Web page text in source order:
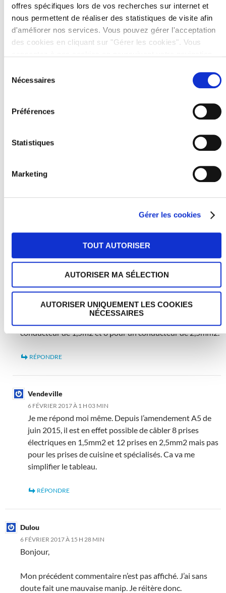
offres spécifiques lors de vos recherches sur internet et
nous permettent de réaliser des statistiques de visite afin
d'améliorer nos services. Vous pouvez gérer l'acceptation
des cookies en cliquant sur "Gérer les cookies". Vous
Nécessaires
Préférences
Statistiques
Marketing
Gérer les cookies
TOUT AUTORISER
AUTORISER MA SÉLECTION
AUTORISER UNIQUEMENT LES COOKIES
NÉCESSAIRES
https://www.legrand.fr/catalogue/adaptateur/adaptateur
-pour-prise-32-a-pour-branchement-1-fiche-16-1-fiche-
20-a
de 3 kw sur une prise 32 A ? Et si non, en quoi le fait de
mettre le mini four an dual avec le lave vaisselle sur une
prise de 20 A est -il plus sécurisé que de le mettre avec la
cuisinière sur le 32 A ( 3 + 3 donne 6kw) ?
utilisé avec le mini four ?
ligne.
RÉPONDRE
Votre chapitre « Les prises de courant » parait éronné par
rapport à la norme NF-C-15 100 de décembre 2002 (voir
conducteur de 1,5m2 et 8 pour un conducteur de 2,5mm2.
RÉPONDRE
Vendeville
6 FÉVRIER 2017 À 1 H 03 MIN
Je me répond moi même. Depuis l’amendement A5 de
juin 2015, il est en effet possible de câbler 8 prises
électriques en 1,5mm2 et 12 prises en 2,5mm2 mais pas
pour les prises de cuisine et spécialisés. Ca va me
simplifier le tableau.
RÉPONDRE
Dulou
6 FÉVRIER 2017 À 15 H 28 MIN
Bonjour,
Mon précédent commentaire n’est pas affiché. J’ai sans
doute fait une mauvaise manip. Je réitère donc.